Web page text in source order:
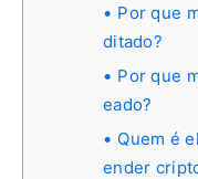
Por que
ditado?
Por que
eado?
Quem é
ender